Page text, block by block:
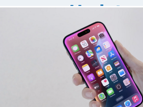
Updates
entwickelt Siri in iOS 27 zu
weiter. Das Update
ein, über die Nutzer über
mit dem Assistenten
die Benutzeroberfläche von
es gibt noch mehr Neuerungen.